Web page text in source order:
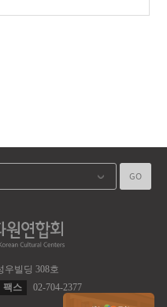
우빌딩 308호
팩스 02-704-2377
GO